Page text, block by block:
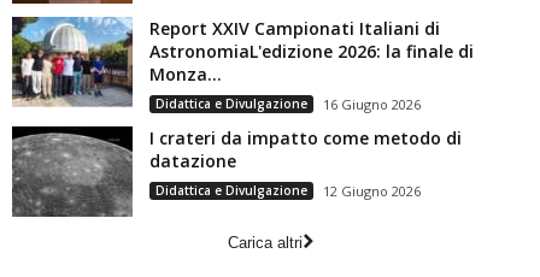
Report XXIV Campionati Italiani di
AstronomiaL'edizione 2026: la finale di
Monza...
Didattica e Divulgazione 16 Giugno 2026
I crateri da impatto come metodo di
datazione
Didattica e Divulgazione 12 Giugno 2026
Carica altri